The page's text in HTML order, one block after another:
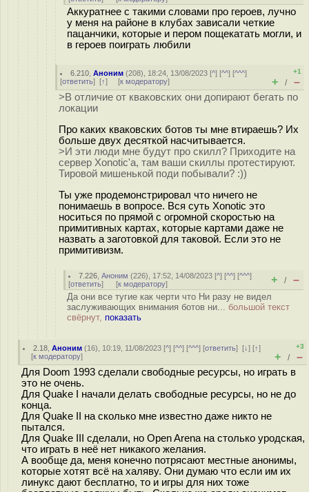
Аккуратнее с такими словами про героев, лучно
у меня на районе в клубах зависали четкие
пацанчики, которые и пером пощекатать могли, и
в героев поиграть любили
6.210 ,Аноним (208), 18:24, 13/08/2023 [^] [^^] [^^^]
[ответить] [↑] [к модератору]
+1
+ / –
>В отличие от кваковских они допирают бегать по
локации
Про каких кваковских ботов ты мне втираешь? Их
больше двух десяткой насчитывается.
>И эти люди мне будут про скилл? Приходите на
сервер Xonotic'а, там ваши скиллы протестируют.
Тировой мишенькой поди побывали? :))
Ты уже продемонстрировал что ничего не
понимаешь в вопросе. Вся суть Xonotic это
носиться по прямой с огромной скоростью на
примитивных картах, которые картами даже не
назвать а заготовкой для таковой. Если это не
примитивизм.
7.226 ,Аноним (226), 17:52, 14/08/2023 [^] [^^] [^^^]
[ответить] [к модератору] + / –
Да они все тугие как черти что Ни разу не видел
заслуживающих внимания ботов ни... большой текст
свёрнут, показать
2.18 ,Аноним (16), 10:19, 11/08/2023 [^] [^^] [^^^] [ответить][↓] [↑]
[к модератору]
+3
+ / –
Для Doom 1993 сделали свободные ресурсы, но играть в
это не очень.
Для Quake I начали делать свободные ресурсы, но не до
конца.
Для Quake II на сколько мне известно даже никто не
пытался.
Для Quake III сделали, но Open Arena на столько уродская,
что играть в неё нет никакого желания.
А вообще да, меня конечно потрясают местные анонимы,
которые хотят всё на халяву. Они думаю что если им их
линукс дают бесплатно, то и игры для них тоже